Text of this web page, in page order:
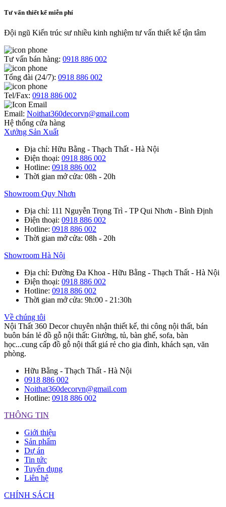
Tư vấn thiết kế miễn phí
Đội ngũ Kiến trúc sư nhiều kinh nghiệm tư vấn thiết kế tận tâm
Tư vấn bán hàng: 0918 886 002
Tổng đài (24/7): 0918 886 002
Tel/Fax: 0918 886 002
Email: Noithat360decorvn@gmail.com
Hệ thống cửa hàng
Xưởng Sản Xuất
Địa chỉ: Hữu Bằng - Thạch Thất - Hà Nội
Điện thoại: 0918 886 002
Hotline: 0918 886 002
Thời gian mở cửa: 08h - 20h
Showroom Quy Nhơn
Địa chỉ: 111 Nguyễn Trọng Trì - TP Qui Nhơn - Bình Định
Điện thoại: 0918 886 002
Hotline: 0918 886 002
Thời gian mở cửa: 08h - 20h
Showroom Hà Nội
Địa chỉ: Đường Đa Khoa - Hữu Bằng - Thạch Thất - Hà Nội
Điện thoại: 0918 886 002
Hotline: 0918 886 002
Thời gian mở cửa: 9h:00 - 21:30h
Về chúng tôi
Nội Thất 360 Decor chuyên nhận thiết kế, thi công nội thất, bán
buôn bán lẻ đồ gỗ nội thất: Giường, tủ, bàn ghế, sofa, bàn
học...cung cấp đồ gỗ nội thất giá rẻ cho gia đình, khách sạn, văn
phòng.
Hữu Bằng - Thạch Thất - Hà Nội
0918 886 002
Noithat360decorvn@gmail.com
Hotline: 0918 886 002
THÔNG TIN
Giới thiệu
Sản phẩm
Dự án
Tin tức
Tuyển dụng
Liên hệ
CHÍNH SÁCH